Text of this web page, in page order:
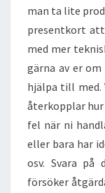
man ta lite
presentkort att
med mer
gärna av er
hjälpa till med.
återkopplar hur
fel när ni
eller bara har
osv. Svara
försöker